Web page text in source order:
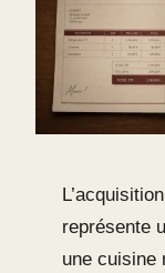
représente
une cuisine